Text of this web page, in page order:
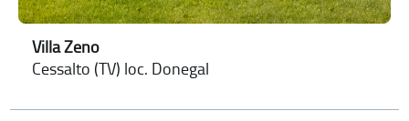
Villa Zeno
Cessalto (TV) loc. Donegal